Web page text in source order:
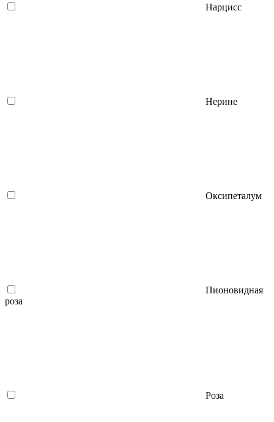
Нарцисс
Нерине
Оксипеталум
Пионовидная
роза
Роза